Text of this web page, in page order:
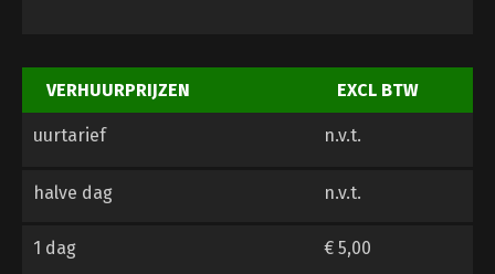
VERHUURPRIJZEN EXCL BTW
uurtarief n.v.t.
halve dag n.v.t.
1 dag € 5,00